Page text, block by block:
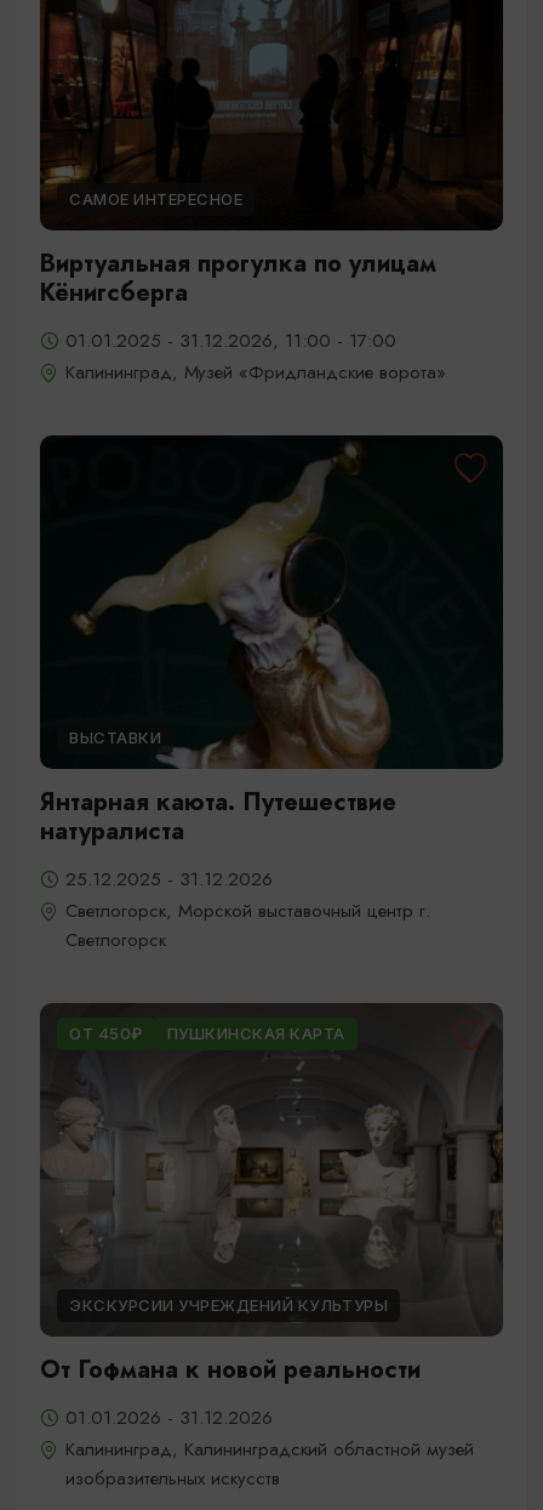
САМОЕ ИНТЕРЕСНОЕ
Виртуальная прогулка по улицам
Кёнигсберга
01.01.2025 - 31.12.2026, 11:00 - 17:00
Калининград, Музей «Фридландские ворота»
ВЫСТАВКИ
Янтарная каюта. Путешествие
натуралиста
25.12.2025 - 31.12.2026
Светлогорск, Морской выставочный центр г.
Светлогорск
ОТ 450₽ ПУШКИНСКАЯ КАРТА
ЭКСКУРСИИ УЧРЕЖДЕНИЙ КУЛЬТУРЫ
От Гофмана к новой реальности
01.01.2026 - 31.12.2026
Калининград, Калининградский областной музей
изобразительных искусств